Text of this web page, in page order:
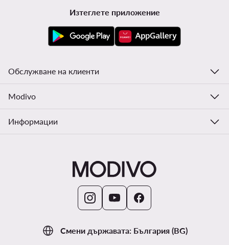
Смени държавата: България (BG)
Изтеглете приложение
Обслужване на клиенти
Modivo
Информации